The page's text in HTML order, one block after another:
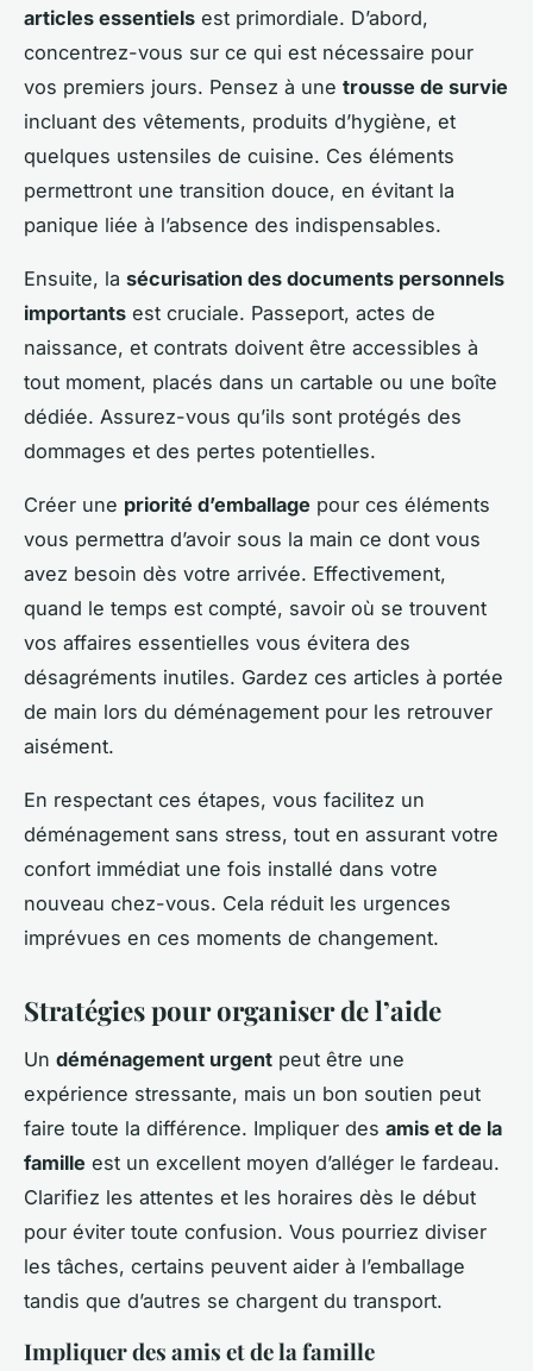
articles essentiels est primordiale. D’abord,
concentrez-vous sur ce qui est nécessaire pour
vos premiers jours. Pensez à une trousse de survie
incluant des vêtements, produits d’hygiène, et
quelques ustensiles de cuisine. Ces éléments
permettront une transition douce, en évitant la
panique liée à l’absence des indispensables.
Ensuite, la sécurisation des documents personnels
importants est cruciale. Passeport, actes de
naissance, et contrats doivent être accessibles à
tout moment, placés dans un cartable ou une boîte
dédiée. Assurez-vous qu’ils sont protégés des
dommages et des pertes potentielles.
Créer une priorité d’emballage pour ces éléments
vous permettra d’avoir sous la main ce dont vous
avez besoin dès votre arrivée. Effectivement,
quand le temps est compté, savoir où se trouvent
vos affaires essentielles vous évitera des
désagréments inutiles. Gardez ces articles à portée
de main lors du déménagement pour les retrouver
aisément.
En respectant ces étapes, vous facilitez un
déménagement sans stress, tout en assurant votre
confort immédiat une fois installé dans votre
nouveau chez-vous. Cela réduit les urgences
imprévues en ces moments de changement.
Stratégies pour organiser de l’aide
Un déménagement urgent peut être une
expérience stressante, mais un bon soutien peut
faire toute la différence. Impliquer des amis et de la
famille est un excellent moyen d’alléger le fardeau.
Clarifiez les attentes et les horaires dès le début
pour éviter toute confusion. Vous pourriez diviser
les tâches, certains peuvent aider à l’emballage
tandis que d’autres se chargent du transport.
Impliquer des amis et de la famille